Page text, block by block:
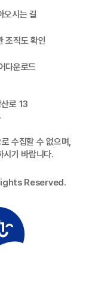
오시는 길
조직도 확인
다운로드
로 13
수집할 수 없으며,
시기 바랍니다.
Reserved.